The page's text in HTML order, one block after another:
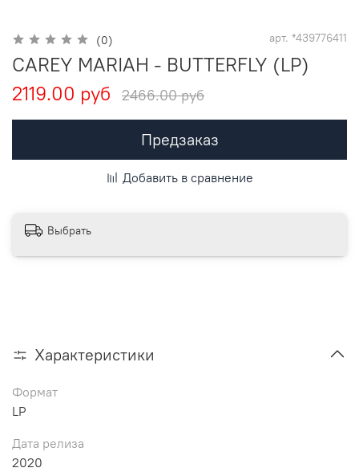
(0) арт. *439776411
CAREY MARIAH - BUTTERFLY (LP)
2119.00 руб
2466.00 руб
Предзаказ
Добавить в сравнение
Выбрать
Характеристики
Формат
LP
Дата релиза
2020